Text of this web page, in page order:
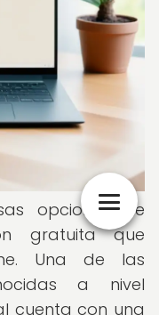
opciones de
gratuita que
Una de las
a nivel
cuenta con una